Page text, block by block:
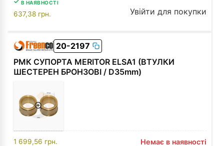
В НАЯВНОСТІ
637,38 грн. Увійти для покупки
20-2197
РМК СУПОРТА MERITOR ELSA1 (ВТУЛКИ
ШЕСТЕРЕН БРОНЗОВІ / D35mm)
1 699,56 грн. Немає в наявності